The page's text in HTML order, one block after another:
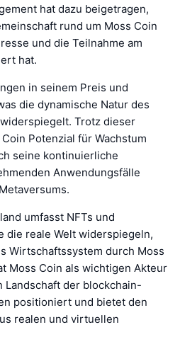
hat dazu beigetragen,
rund um Moss Coin
und die Teilnahme am
hat.
in seinem Preis und
die dynamische Natur des
Trotz dieser
Potenzial für Wachstum
seine kontinuierliche
Anwendungsfälle
umfasst NFTs und
die reale Welt widerspiegeln,
Wirtschaftssystem durch Moss
Moss Coin als wichtigen Akteur
der blockchain-
positioniert und bietet den
realen und virtuellen